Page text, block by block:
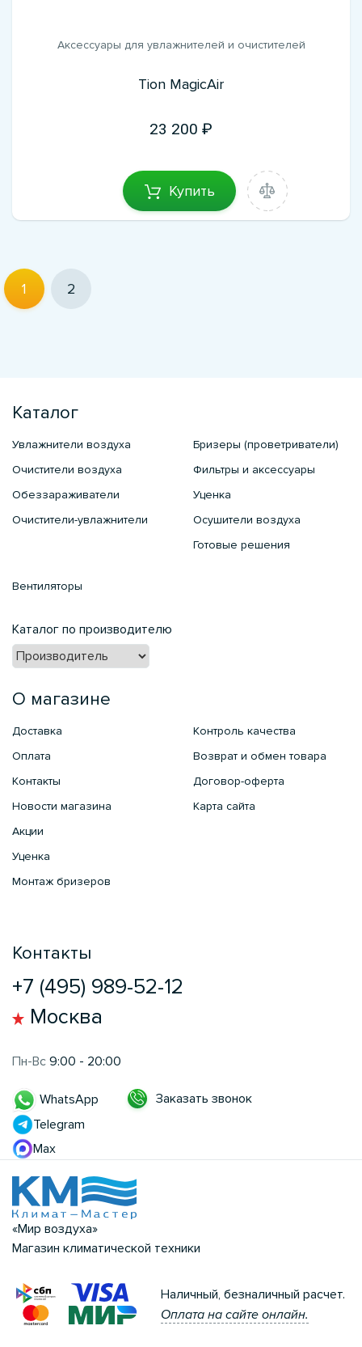
Аксессуары для увлажнителей и очистителей
Tion MagicAir
23 200
Купить
1 2
Каталог
Увлажнители воздуха
Очистители воздуха
Обеззараживатели
Очистители-увлажнители
Бризеры (проветриватели)
Фильтры и аксессуары
Уценка
Осушители воздуха
Готовые решения
Вентиляторы
Каталог по производителю
О магазине
Доставка
Оплата
Контакты
Новости магазина
Акции
Уценка
Монтаж бризеров
Контроль качества
Возврат и обмен товара
Договор-оферта
Карта сайта
Контакты
+7 (495) 989-52-12
Москва
Пн-Вс 9:00 - 20:00
WhatsApp
Telegram
Max
Заказать звонок
«Мир воздуха»
Магазин климатической техники
Наличный, безналичный расчет.
Оплата на сайте онлайн.